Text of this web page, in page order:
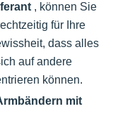
, können Sie
für Ihre
dass alles
auf andere
können.
mit